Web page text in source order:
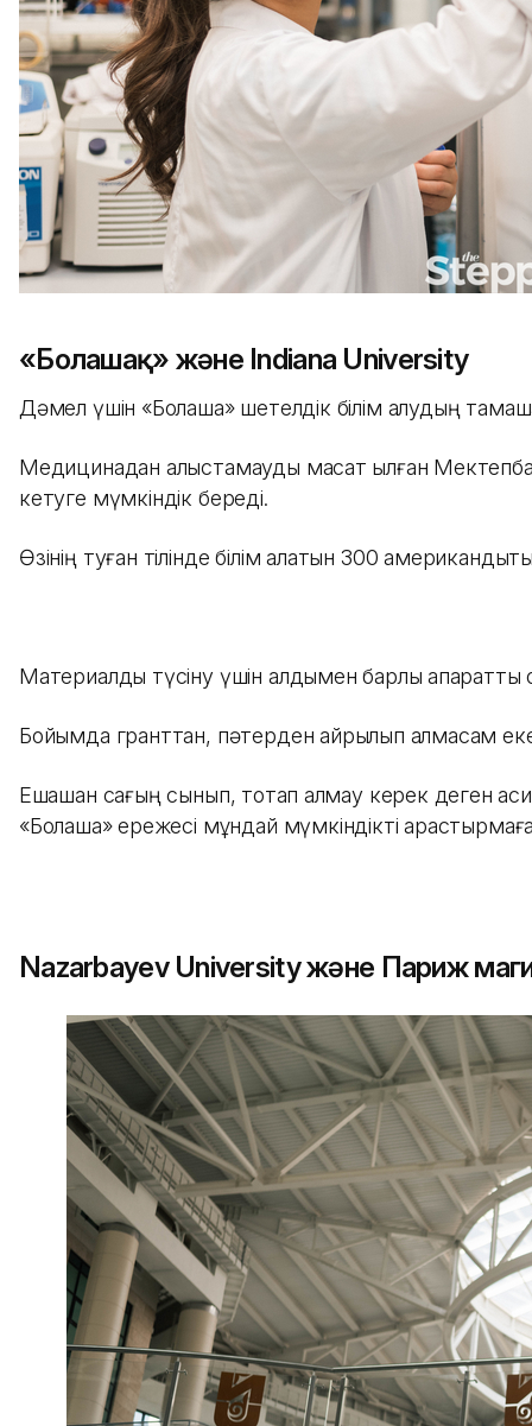
«Болашақ» және Indiana University
Дәмел үшін «Болашақ» шетелдік білім алудың
Медицинадан алыстамауды мақсат қылған
кетуге мүмкіндік береді.
Өзінің туған тілінде білім алатын 300
Материалды түсіну үшін алдымен барлық
Бойымда гранттан, пәтерден айрылып қалмасам
Ешқашан сағың сынып, тоқтап қалмау керек деген
«Болашақ» ережесі мұндай мүмкіндікті
Nazarbayev University және Париж